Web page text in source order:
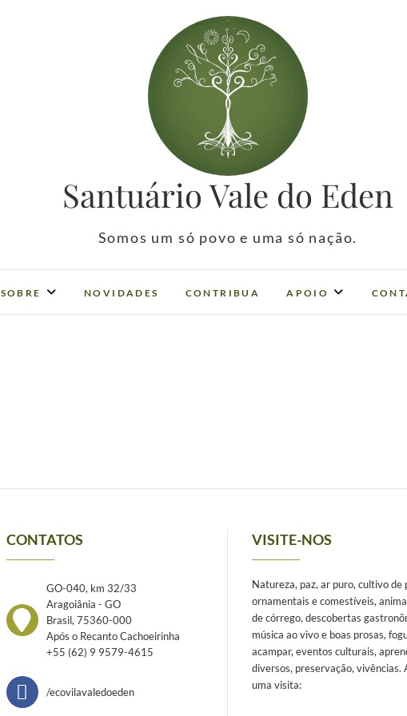
Santuário Vale do Eden
Somos um só povo e uma só nação.
SOBRE NOVIDADES CONTRIBUA APOIO
CONTATOS
GO-040, km 32/33
Aragoiânia - GO
Brasil, 75360-000
Após o Recanto Cachoeirinha
+55 (62) 9 9579-4615
/ecovilavaledoeden
VISITE-NOS
Natureza, paz, ar puro, cultivo de
ornamentais e comestíveis,
de córrego, descobertas
música ao vivo e boas prosas,
acampar, eventos culturais,
diversos, preservação, vivências.
uma visita: